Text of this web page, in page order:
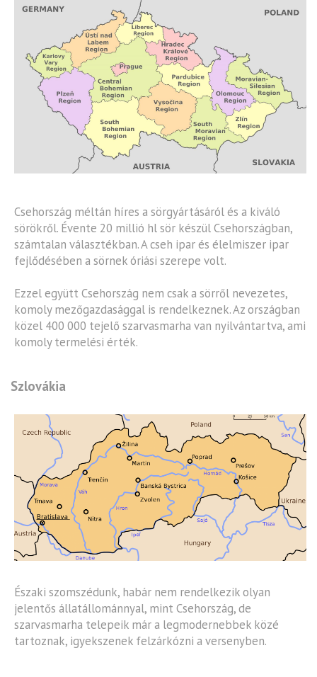
Csehország méltán híres a sörgyártásáról és a kiváló
sörökről. Évente 20 millió hl sör készül Csehországban,
számtalan választékban. A cseh ipar és élelmiszer ipar
fejlődésében a sörnek óriási szerepe volt.
Ezzel együtt Csehország nem csak a sörről nevezetes,
komoly mezőgazdasággal is rendelkeznek. Az országban
közel 400 000 tejelő szarvasmarha van nyilvántartva, ami
komoly termelési érték.
Szlovákia
Északi szomszédunk, habár nem rendelkezik olyan
jelentős állatállománnyal, mint Csehország, de
szarvasmarha telepeik már a legmodernebbek közé
tartoznak, igyekszenek felzárkózni a versenyben.